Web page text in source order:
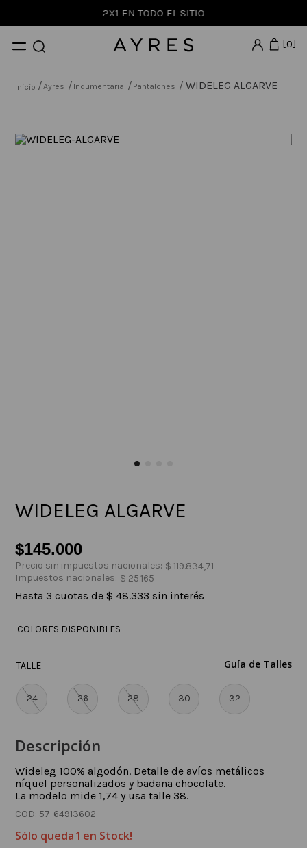
2X1 EN TODO EL SITIO
0
Ayres Indumentaria Pantalones WIDELEG ALGARVE
WIDELEG ALGARVE
$145.000
Precio sin impuestos nacionales: $ 119.834,71
Impuestos nacionales: $ 25.165
Hasta 3 cuotas de$ 48.333 sin interés
COLORES DISPONIBLES
TALLE
24 26 28 30 32
Guía de Talles
Descripción
Wideleg 100% algodón. Detalle de avíos metálicos
níquel personalizados y badana chocolate.
La modelo mide 1,74 y usa talle 38.
: 57-64913602
Sólo queda1 en Stock!